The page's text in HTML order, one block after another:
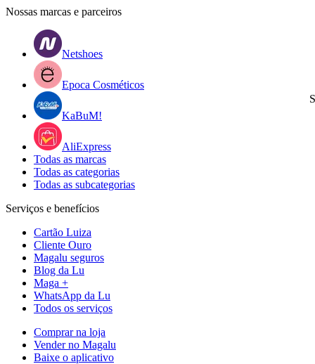
Nossas marcas e parceiros
Netshoes
Epoca Cosméticos
KaBuM!
AliExpress
Todas as marcas
Todas as categorias
Todas as subcategorias
Serviços e benefícios
Cartão Luiza
Cliente Ouro
Magalu seguros
Blog da Lu
Maga +
WhatsApp da Lu
Todos os serviços
Comprar na loja
Vender no Magalu
Baixe o aplicativo